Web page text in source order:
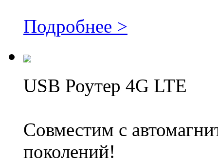
Подробнее >
USB Роутер 4G LTE
Совместим с
поколений!